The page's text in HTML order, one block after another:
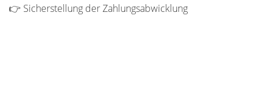
👉 Sicherstellung der Zahlungsabwicklung